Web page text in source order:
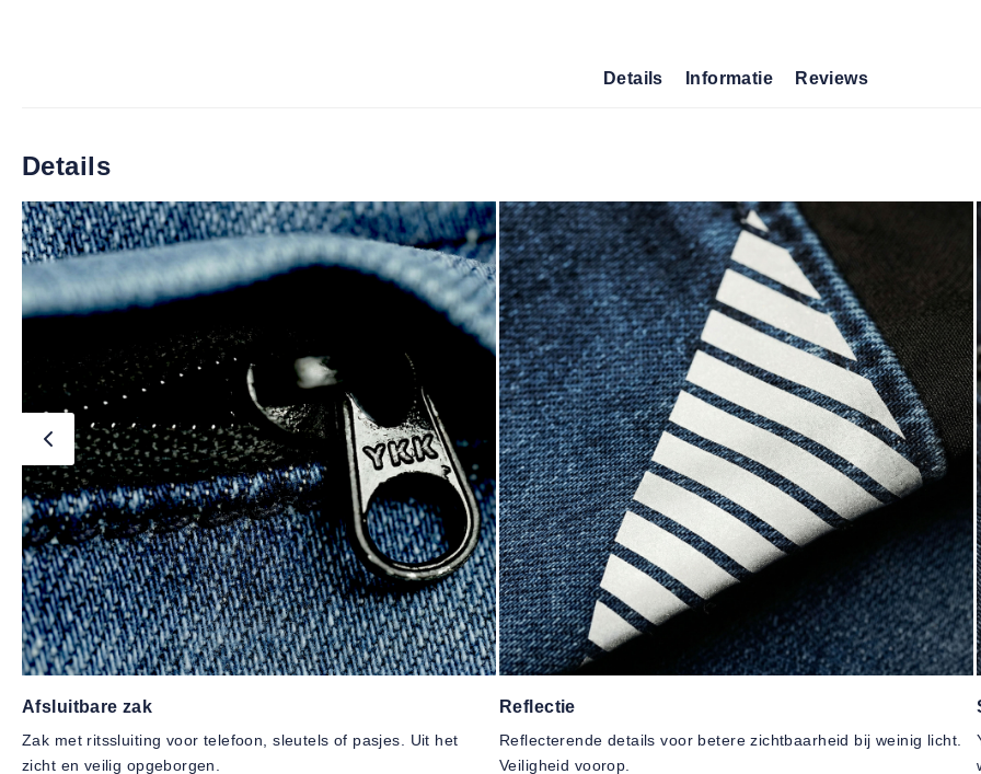
Details Informatie Reviews
Details
Afsluitbare zak
Zak met ritssluiting voor telefoon, sleutels of pasjes. Uit het
zicht en veilig opgeborgen.
Reflectie
Reflecterende details voor betere zichtbaarheid bij weinig licht.
Veiligheid voorop.